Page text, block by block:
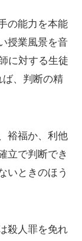
の能力を本能
授業風景を音
に対する生徒
、判断の精
裕福か、利他
立で判断でき
いときのほう
殺人罪を免れ